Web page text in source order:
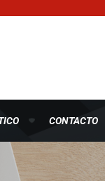
CONTACTO